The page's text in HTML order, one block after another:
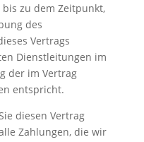
zu dem Zeitpunkt,
des
Vertrags
Dienstleitungen im
der im Vertrag
entspricht.
diesen Vertrag
Zahlungen, die wir